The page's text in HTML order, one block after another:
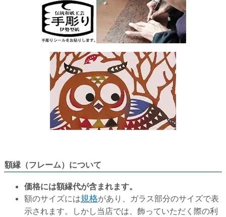
額縁（フレーム）について
価格には額縁代が含まれます。
額のサイズには規格があり、ガラス部分のサイズで表
示されます。しかし当店では、飾っていただく際の利